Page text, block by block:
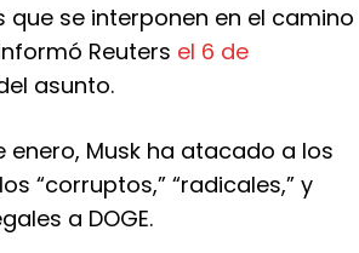
se interponen en el camino
Reuters el 6 de
asunto.
Musk ha atacado a los
“corruptos,” “radicales,” y
a DOGE.